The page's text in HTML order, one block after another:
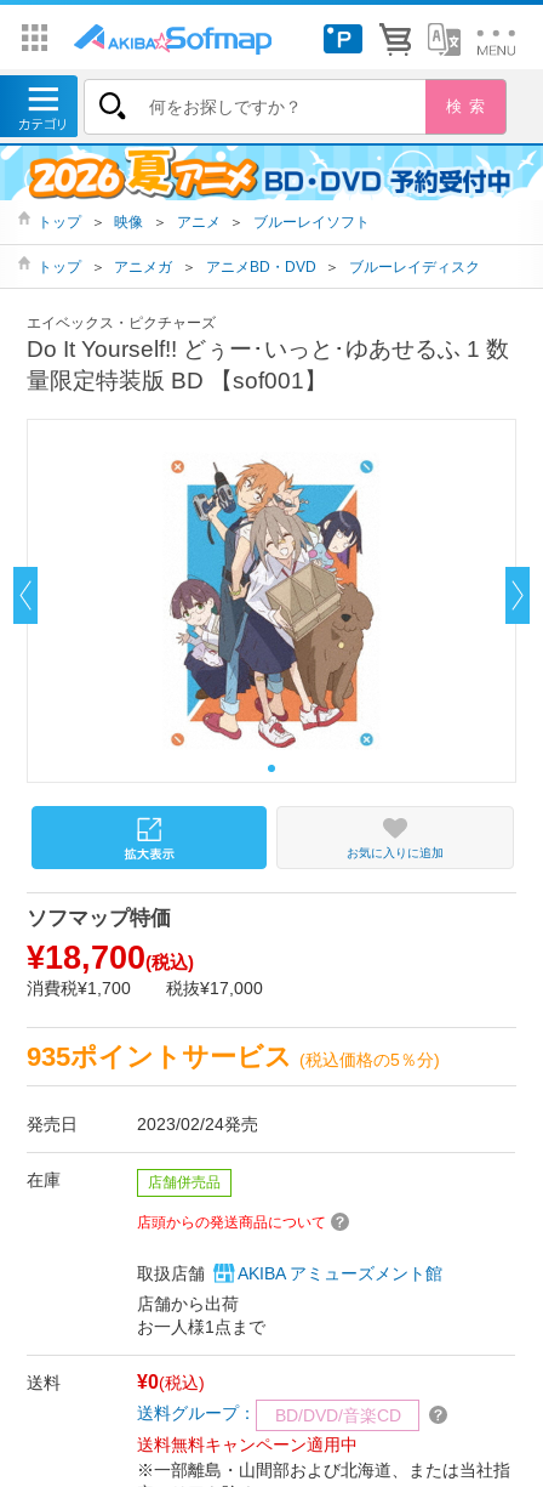
トップ ＞ 映像 ＞ アニメ ＞ ブルーレイソフト
トップ ＞ アニメガ ＞ アニメBD・DVD ＞ ブルーレイディスク
エイベックス・ピクチャーズ
Do It Yourself!! どぅー･いっと･ゆあせるふ 1 数
量限定特装版 BD 【sof001】
お気に入りに追加
ソフマップ特価
¥18,700(税込)
消費税¥1,700 税抜¥17,000
935ポイントサービス(税込価格の5％分)
発売日 2023/02/24発売
在庫 店舗併売品
店頭からの発送商品について
取扱店舗
AKIBA アミューズメント館
店舗から出荷
お一人様1点まで
送料 ¥0(税込)
送料グループ：
BD/DVD/音楽CD
送料無料キャンペーン適用中
※一部離島・山間部および北海道、または当社指